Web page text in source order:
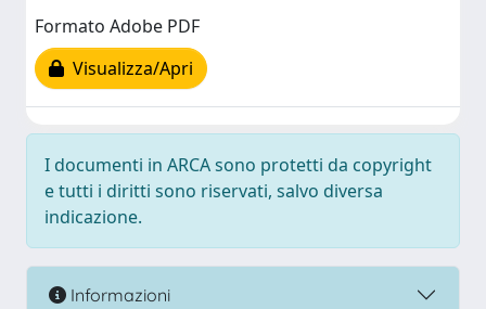
Formato Adobe PDF
Visualizza/Apri
I documenti in ARCA sono protetti da copyright
e tutti i diritti sono riservati, salvo diversa
indicazione.
Informazioni